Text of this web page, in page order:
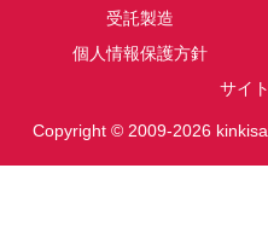
受託製造
個人情報保護方針
サイ
Copyright © 2009-2026